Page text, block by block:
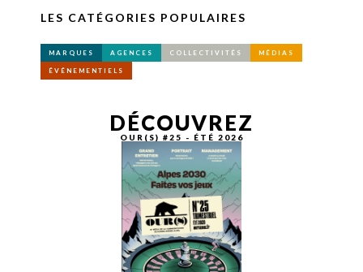
LES CATÉGORIES POPULAIRES
MARQUES AGENCES COLLECTIVITÉS MÉDIAS
ÉVÉNEMENTIELS
DÉCOUVREZ
OUR(S) #25 - ÉTÉ 2026